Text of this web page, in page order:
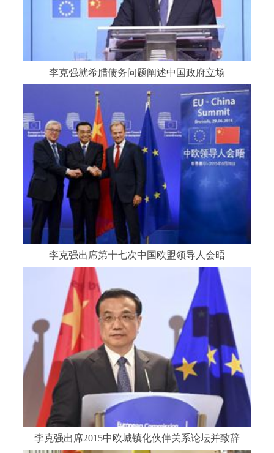
李克强就希腊债务问题阐述中国政府立场
李克强出席第十七次中国欧盟领导人会晤
李克强出席2015中欧城镇化伙伴关系论坛并致辞